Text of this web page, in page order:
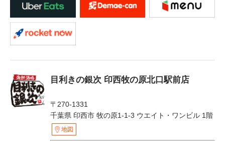
目利きの銀次 印西牧の原北口駅前店
〒270-1331
千葉県 印西市 牧の原1-1-3 ウエイト・ワンビル 1階
地図